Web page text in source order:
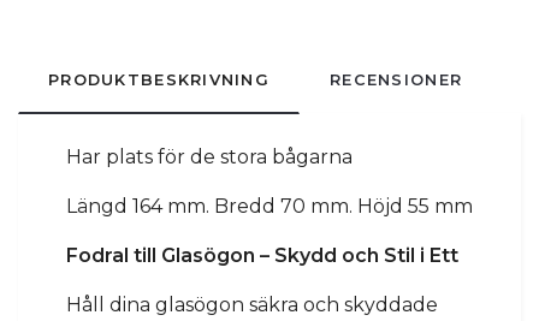
PRODUKTBESKRIVNING RECENSIONER
Har plats för de stora bågarna
Längd 164 mm. Bredd 70 mm. Höjd 55 mm
Fodral till Glasögon – Skydd och Stil i Ett
Håll dina glasögon säkra och skyddade